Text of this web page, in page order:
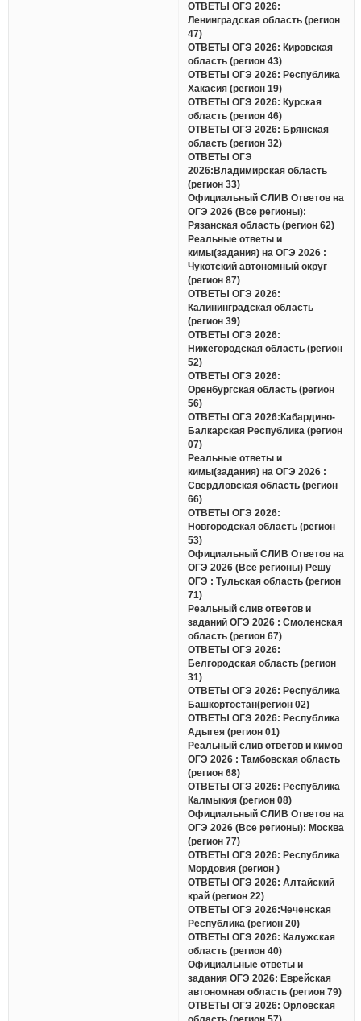
ОТВЕТЫ ОГЭ 2026:
Ленинградская область (регион
47)
ОТВЕТЫ ОГЭ 2026: Кировская
область (регион 43)
ОТВЕТЫ ОГЭ 2026: Республика
Хакасия (регион 19)
ОТВЕТЫ ОГЭ 2026: Курская
область (регион 46)
ОТВЕТЫ ОГЭ 2026: Брянская
область (регион 32)
ОТВЕТЫ ОГЭ
2026:Владимирская область
(регион 33)
Официальный СЛИВ Ответов на
ОГЭ 2026 (Все регионы):
Рязанская область (регион 62)
Реальные ответы и
кимы(задания) на ОГЭ 2026 :
Чукотский автономный округ
(регион 87)
ОТВЕТЫ ОГЭ 2026:
Калининградская область
(регион 39)
ОТВЕТЫ ОГЭ 2026:
Нижегородская область (регион
52)
ОТВЕТЫ ОГЭ 2026:
Оренбургская область (регион
56)
ОТВЕТЫ ОГЭ 2026:Кабардино-
Балкарская Республика (регион
07)
Реальные ответы и
кимы(задания) на ОГЭ 2026 :
Свердловская область (регион
66)
ОТВЕТЫ ОГЭ 2026:
Новгородская область (регион
53)
Официальный СЛИВ Ответов на
ОГЭ 2026 (Все регионы) Решу
ОГЭ : Тульская область (регион
71)
Реальный слив ответов и
заданий ОГЭ 2026 : Смоленская
область (регион 67)
ОТВЕТЫ ОГЭ 2026:
Белгородская область (регион
31)
ОТВЕТЫ ОГЭ 2026: Республика
Башкортостан(регион 02)
ОТВЕТЫ ОГЭ 2026: Республика
Адыгея (регион 01)
Реальный слив ответов и кимов
ОГЭ 2026 : Тамбовская область
(регион 68)
ОТВЕТЫ ОГЭ 2026: Республика
Калмыкия (регион 08)
Официальный СЛИВ Ответов на
ОГЭ 2026 (Все регионы): Москва
(регион 77)
ОТВЕТЫ ОГЭ 2026: Республика
Мордовия (регион )
ОТВЕТЫ ОГЭ 2026: Алтайский
край (регион 22)
ОТВЕТЫ ОГЭ 2026:Чеченская
Республика (регион 20)
ОТВЕТЫ ОГЭ 2026: Калужская
область (регион 40)
Официальные ответы и
задания ОГЭ 2026: Еврейская
автономная область (регион 79)
ОТВЕТЫ ОГЭ 2026: Орловская